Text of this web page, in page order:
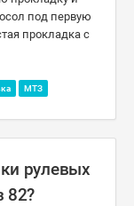
под первую
прокладка с
МТЗ
рулевых
82?